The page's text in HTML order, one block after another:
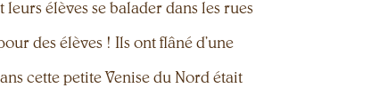
leurs élèves se balader dans les rues
des élèves ! Ils ont flâné d’une
cette petite Venise du Nord était